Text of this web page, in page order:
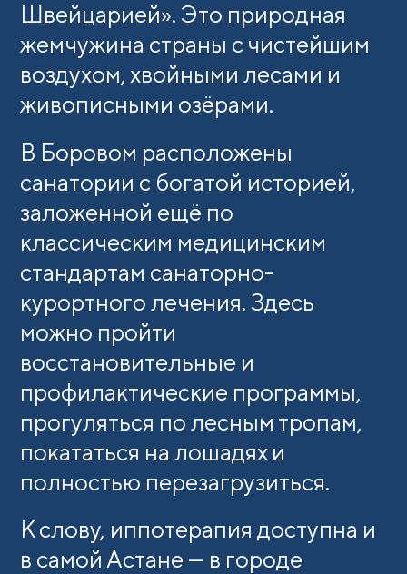
Швейцарией». Это природная
жемчужина страны с чистейшим
воздухом, хвойными лесами и
живописными озёрами.
В Боровом расположены
санатории с богатой историей,
заложенной ещё по
классическим медицинским
стандартам санаторно-
курортного лечения. Здесь
можно пройти
восстановительные и
профилактические программы,
прогуляться по лесным тропам,
покататься на лошадях и
полностью перезагрузиться.
К слову, иппотерапия доступна и
в самой Астане — в городе